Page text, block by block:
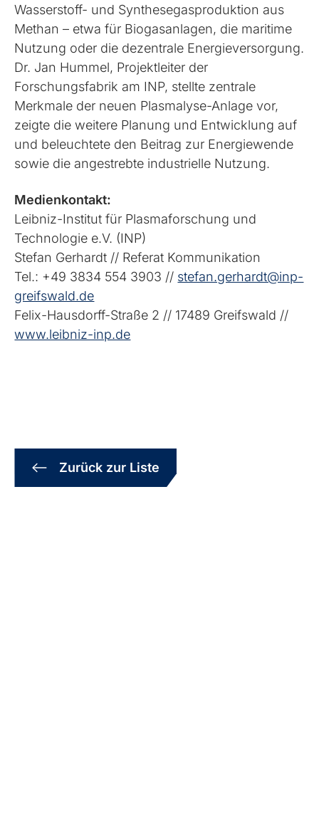
Wasserstoff- und Synthesegasproduktion aus
Methan – etwa für Biogasanlagen, die maritime
Nutzung oder die dezentrale Energieversorgung.
Dr. Jan Hummel, Projektleiter der
Forschungsfabrik am INP, stellte zentrale
Merkmale der neuen Plasmalyse-Anlage vor,
zeigte die weitere Planung und Entwicklung auf
und beleuchtete den Beitrag zur Energiewende
sowie die angestrebte industrielle Nutzung.
Medienkontakt:
Leibniz-Institut für Plasmaforschung und
Technologie e.V. (INP)
Stefan Gerhardt // Referat Kommunikation
Tel.: +49 3834 554 3903 // stefan.gerhardt@inp-
greifswald.de
Felix-Hausdorff-Straße 2 // 17489 Greifswald //
www.leibniz-inp.de
Zurück zur Liste